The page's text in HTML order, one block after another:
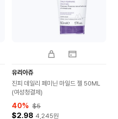
유리아쥬
진피 데일리 페미닌 마일드 젤 50ML
(여성청결제)
40% $5
$2.98 4,245원